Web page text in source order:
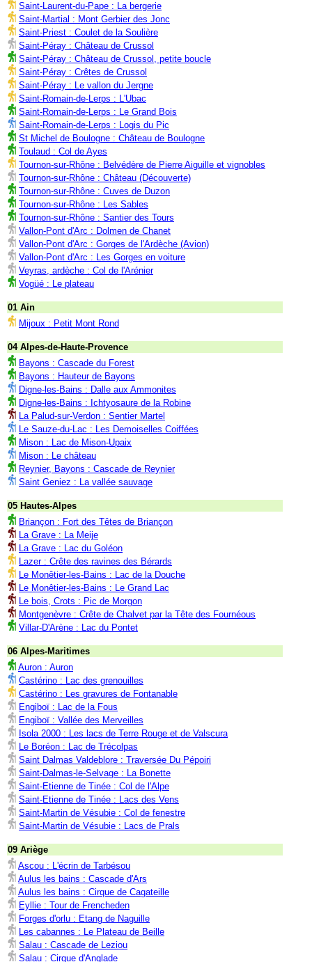
Saint-Laurent-du-Pape : La bergerie
Saint-Martial : Mont Gerbier des Jonc
Saint-Priest : Coulet de la Soulière
Saint-Péray : Château de Crussol
Saint-Péray : Château de Crussol, petite boucle
Saint-Péray : Crêtes de Crussol
Saint-Péray : Le vallon du Jergne
Saint-Romain-de-Lerps : L'Ubac
Saint-Romain-de-Lerps : Le Grand Bois
Saint-Romain-de-Lerps : Logis du Pic
St Michel de Boulogne : Château de Boulogne
Toulaud : Col de Ayes
Tournon-sur-Rhône : Belvédère de Pierre Aiguille et vignobles
Tournon-sur-Rhône : Château (Découverte)
Tournon-sur-Rhône : Cuves de Duzon
Tournon-sur-Rhône : Les Sables
Tournon-sur-Rhône : Santier des Tours
Vallon-Pont d'Arc : Dolmen de Chanet
Vallon-Pont d'Arc : Gorges de l'Ardèche (Avion)
Vallon-Pont d'Arc : Les Gorges en voiture
Veyras, ardèche : Col de l'Arénier
Vogüé : Le plateau
01 Ain
Mijoux : Petit Mont Rond
04 Alpes-de-Haute-Provence
Bayons : Cascade du Forest
Bayons : Hauteur de Bayons
Digne-les-Bains : Dalle aux Ammonites
Digne-les-Bains : Ichtyosaure de la Robine
La Palud-sur-Verdon : Sentier Martel
Le Sauze-du-Lac : Les Demoiselles Coiffées
Mison : Lac de Mison-Upaix
Mison : Le château
Reynier, Bayons : Cascade de Reynier
Saint Geniez : La vallée sauvage
05 Hautes-Alpes
Briançon : Fort des Têtes de Briançon
La Grave : La Meije
La Grave : Lac du Goléon
Lazer : Crête des ravines des Bérards
Le Monêtier-les-Bains : Lac de la Douche
Le Monêtier-les-Bains : Le Grand Lac
Le bois, Crots : Pic de Morgon
Montgenèvre : Crête de Chalvet par la Tête des Fournéous
Villar-D'Arène : Lac du Pontet
06 Alpes-Maritimes
Auron : Auron
Castérino : Lac des grenouilles
Castérino : Les gravures de Fontanable
Engiboï : Lac de la Fous
Engiboï : Vallée des Merveilles
Isola 2000 : Les lacs de Terre Rouge et de Valscura
Le Boréon : Lac de Trécolpas
Saint Dalmas Valdeblore : Traversée Du Pépoiri
Saint-Dalmas-le-Selvage : La Bonette
Saint-Etienne de Tinée : Col de l'Alpe
Saint-Etienne de Tinée : Lacs des Vens
Saint-Martin de Vésubie : Col de fenestre
Saint-Martin de Vésubie : Lacs de Prals
09 Ariège
Ascou : L'écrin de Tarbésou
Aulus les bains : Cascade d'Ars
Aulus les bains : Cirque de Cagateille
Eyllie : Tour de Frencheden
Forges d'orlu : Etang de Naguille
Les cabannes : Le Plateau de Beille
Salau : Cascade de Leziou
Salau : Cirque d'Anglade